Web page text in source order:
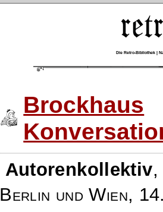
Die Retro-Bibliothek |
Brockhaus
Autorenkollektiv
Berlin und Wien,